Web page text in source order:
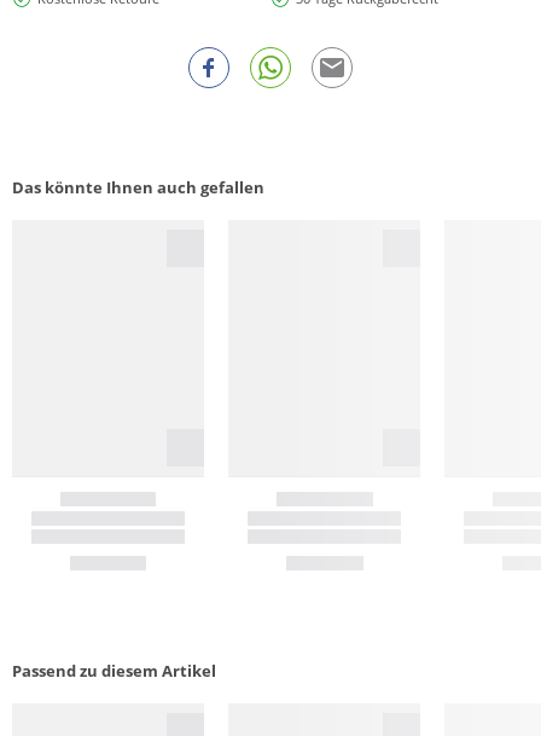
Das könnte Ihnen auch gefallen
Passend zu diesem Artikel